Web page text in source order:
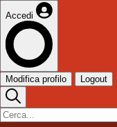
Accedi
Modifica profilo Logout